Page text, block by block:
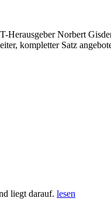
Norbert
kompletter Satz
liegt darauf. lesen